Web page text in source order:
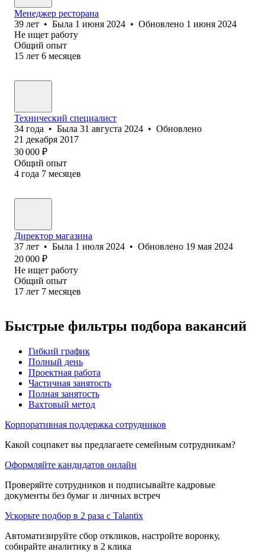
Менеджер ресторана
39 лет • Была 1 июня 2024 • Обновлено 1 июня 2024
Не ищет работу
Общий опыт
15 лет 6 месяцев
Технический специалист
34 года • Была 31 августа 2024 • Обновлено
21 декабря 2017
30 000 ₽
Общий опыт
4 года 7 месяцев
Директор магазина
37 лет • Была 1 июля 2024 • Обновлено 19 мая 2024
20 000 ₽
Не ищет работу
Общий опыт
17 лет 7 месяцев
Быстрые фильтры подбора вакансий
Гибкий график
Полный день
Проектная работа
Частичная занятость
Полная занятость
Вахтовый метод
Корпоративная поддержка сотрудников
Какой соцпакет вы предлагаете семейным сотрудникам?
Оформляйте кандидатов онлайн
Проверяйте сотрудников и подписывайте кадровые
документы без бумаг и личных встреч
Ускорьте подбор в 2 раза с Talantix
Автоматизируйте сбор откликов, настройте воронку,
собирайте аналитику в 2 клика